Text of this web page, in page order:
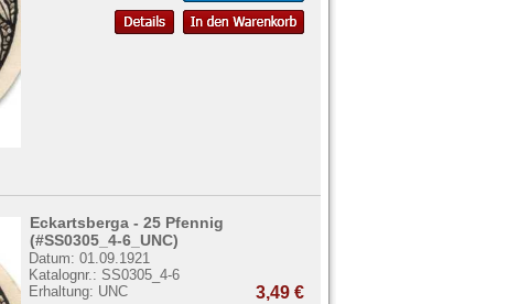
Eckartsberga - 25 Pfennig
(#SS0305_4-6_UNC)
Datum: 01.09.1921
Katalognr.: SS0305_4-6
Erhaltung: UNC
3,49 €